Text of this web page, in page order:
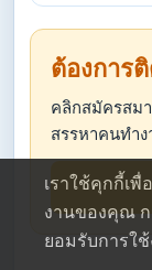
ต้องการ
คลิกสมัครสม
สรรหาคนทำ
เราใช้คุกกี้เ
งานของคุณ
ยอมรับการใ